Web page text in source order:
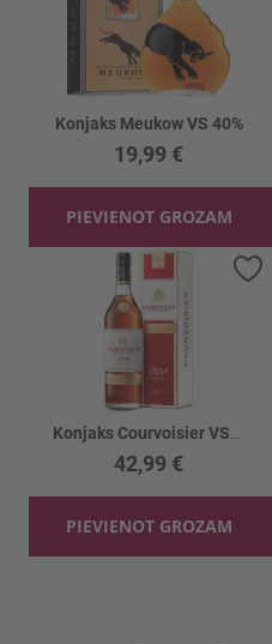
Konjaks Meukow VS 40%
19,99 €
PIEVIENOT GROZAM
42,99 €
PIEVIENOT GROZAM